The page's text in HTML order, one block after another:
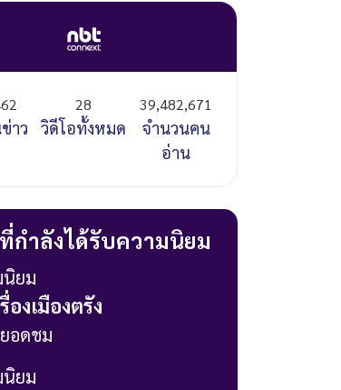
าว
28
วิดีโอทั้งหมด
39,482,671
จำนวนคน
อ่าน
กำลังได้รับความนิยม
นิยม
รื่องเมืองตรัง
ยอดชม
นิยม